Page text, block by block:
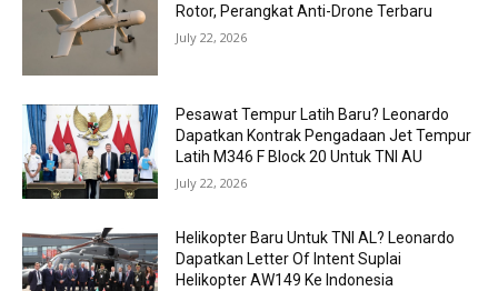
Rotor, Perangkat Anti-Drone Terbaru
July 22, 2026
Pesawat Tempur Latih Baru? Leonardo
Dapatkan Kontrak Pengadaan Jet Tempur
Latih M346 F Block 20 Untuk TNI AU
July 22, 2026
Helikopter Baru Untuk TNI AL? Leonardo
Dapatkan Letter Of Intent Suplai
Helikopter AW149 Ke Indonesia